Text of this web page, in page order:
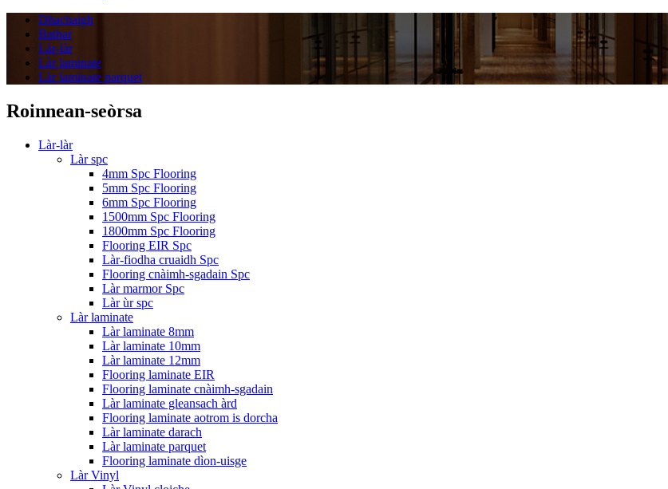
Dhachaigh
Bathar
Làr-làr
Làr laminate
Làr laminate parquet
Roinnean-seòrsa
Làr-làr
Làr spc
4mm Spc Flooring
5mm Spc Flooring
6mm Spc Flooring
1500mm Spc Flooring
1800mm Spc Flooring
Flooring EIR Spc
Làr-fiodha cruaidh Spc
Flooring cnàimh-sgadain Spc
Làr marmor Spc
Làr ùr spc
Làr laminate
Làr laminate 8mm
Làr laminate 10mm
Làr laminate 12mm
Flooring laminate EIR
Flooring laminate cnàimh-sgadain
Làr laminate gleansach àrd
Flooring laminate aotrom is dorcha
Làr laminate darach
Làr laminate parquet
Flooring laminate dìon-uisge
Làr Vinyl